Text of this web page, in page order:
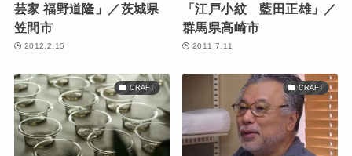
芸家 福野道隆」／茨城県
笠間市
2012.2.15
「江戸小紋 藍田正雄」／
群馬県高崎市
2011.7.11
CRAFT CRAFT